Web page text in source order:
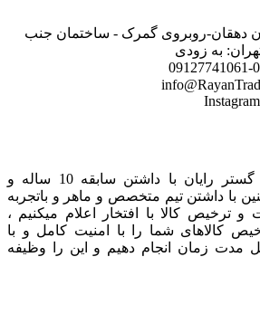
دهقان-روبروی گمرک - ساختمان جنب
به زودی
ما در بازرگانی تجارت گستر رایان با داشتن سابقه 10 ساله و
با داشتن تیم متخصص و ماهر و باتجربه
ترخیص کالا با افتخار اعلام میکنیم ،
کالاهای شما را با امنیت کامل و با
مدت زمان انجام دهیم و این را وظیفه